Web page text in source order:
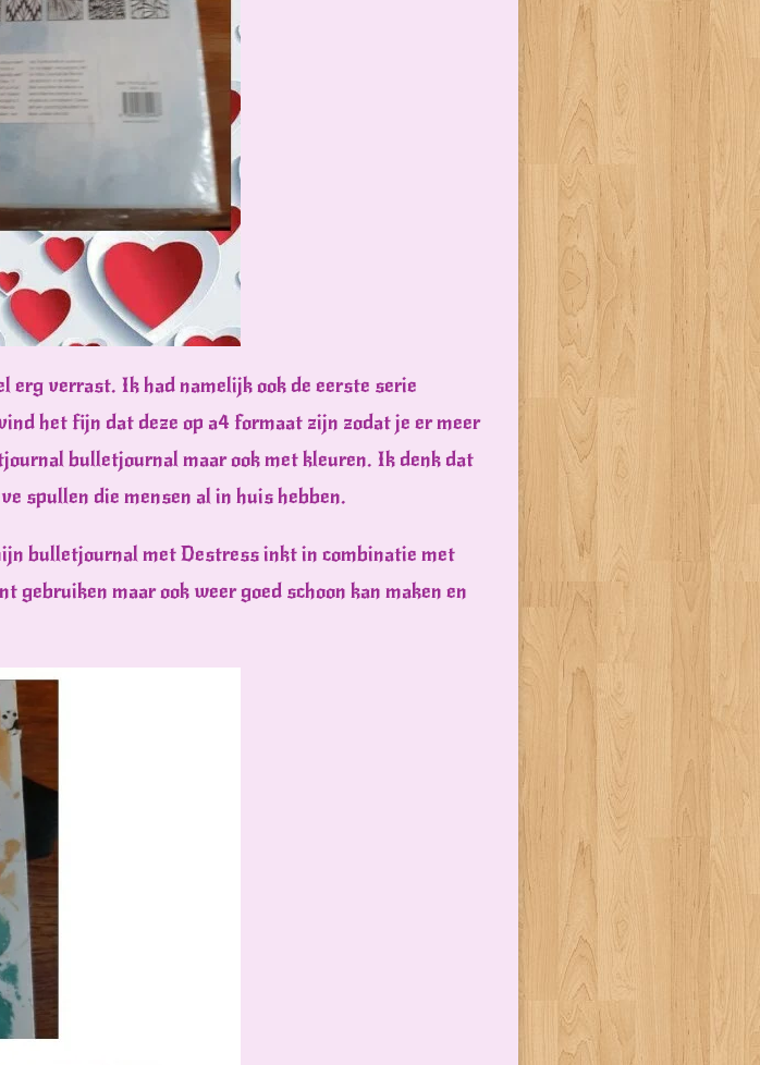
erg verrast. Ik had namelijk ook de eerste serie
het fijn dat deze op a4 formaat zijn zodat je er meer
bulletjournal maar ook met kleuren. Ik denk dat
spullen die mensen al in huis hebben.
bulletjournal met Destress inkt in combinatie met
gebruiken maar ook weer goed schoon kan maken en